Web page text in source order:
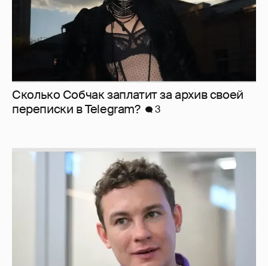
Сколько Собчак заплатит за архив своей
перeписки в Telegram?
3